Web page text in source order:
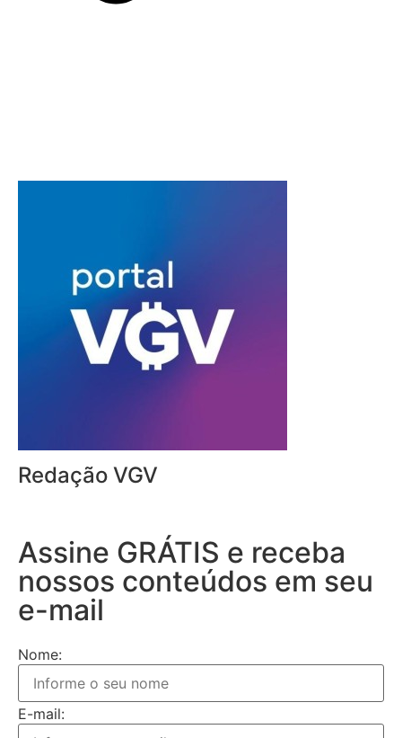
Redação VGV
Assine GRÁTIS e receba
nossos conteúdos em seu
e-mail
Nome:
E-mail: